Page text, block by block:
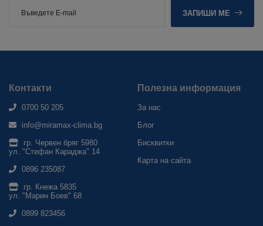
ЗАПИШИ МЕ
Контакти
0700 50 205
info@miramax-clima.bg
гр. Червен бряг 5980
ул. "Стефан Караджа" 14
0896 235087
гр. Кнежа 5835
ул. "Марин Боев" 68
0899 823456
Полезна информация
За нас
Блог
Бисквитки
Карта на сайта